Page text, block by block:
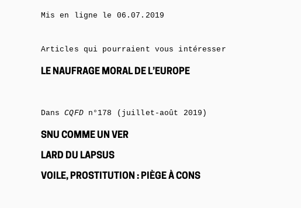
Mis en ligne le 06.07.2019
Articles qui pourraient vous intéresser
LE NAUFRAGE MORAL DE L’EUROPE
DansCQFDn°178 (juillet-août 2019)
SNU COMME UN VER
LARD DU LAPSUS
VOILE, PROSTITUTION : PIÈGE À CONS